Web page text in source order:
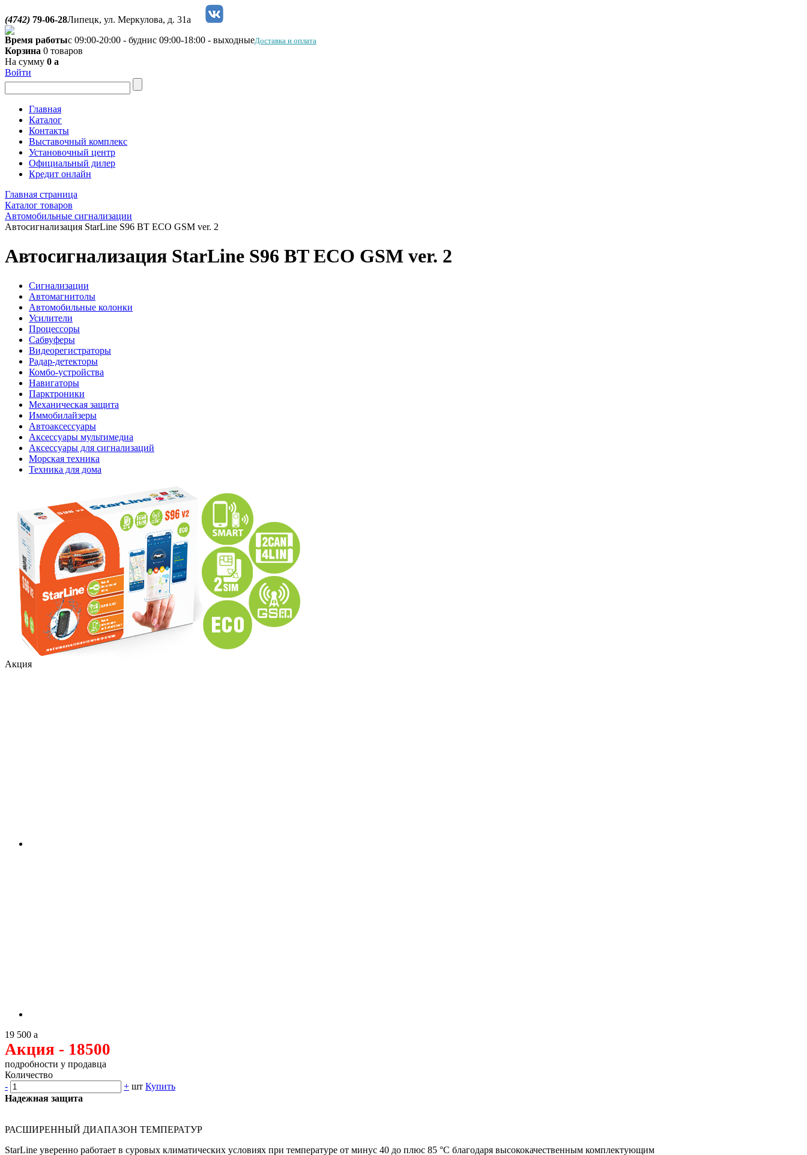
(4742) 79-06-28Липецк, ул. Меркулова, д. 31а
Время работыс 09:00-20:00 - буднис 09:00-18:00 - выходныеДоставка и оплата
Корзина 0 товаров
На сумму 0 a
Войти
Главная
Каталог
Контакты
Выставочный комплекс
Установочный центр
Официальный дилер
Кредит онлайн
Главная страница
Каталог товаров
Автомобильные сигнализации
Автосигнализация StarLine S96 BT ECO GSM ver. 2
Автосигнализация StarLine S96 BT ECO GSM ver. 2
Сигнализации
Автомагнитолы
Автомобильные колонки
Усилители
Процессоры
Сабвуферы
Видеорегистраторы
Радар-детекторы
Комбо-устройства
Навигаторы
Парктроники
Механическая защита
Иммобилайзеры
Автоаксессуары
Аксессуары мультимедиа
Аксессуары для сигнализаций
Морская техника
Техника для дома
Акция
19 500 a
Акция - 18500
подробности у продавца
Количество
-
+ шт Купить
Надежная защита
РАСШИРЕННЫЙ ДИАПАЗОН ТЕМПЕРАТУР
StarLine уверенно работает в суровых климатических условиях при температуре от минус 40 до плюс 85 °С благодаря высококачественным комплектующим